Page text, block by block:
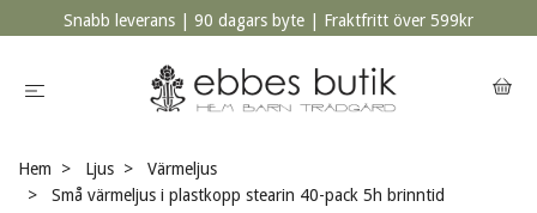
Snabb leverans | 90 dagars byte | Fraktfritt över 599kr
Hem Ljus
Värmeljus
Små värmeljus i plastkopp stearin 40-pack 5h brinntid